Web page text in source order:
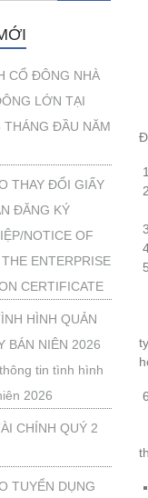
CỔ ĐÔNG NHÀ
LỚN TẠI
ĐẦU NĂM
THAY ĐỔI GIẤY
ĐĂNG KÝ
NOTICE OF
ENTERPRISE
CERTIFICATE
HÌNH QUẢN
BÁN NIÊN 2026
tin tình hình
2026
CHÍNH QUÝ 2
TUYỂN DỤNG